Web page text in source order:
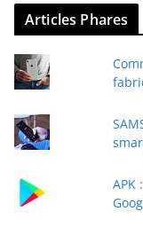
Articles Phares
APK